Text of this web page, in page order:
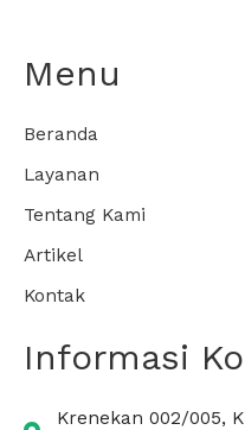
Menu
Beranda
Layanan
Tentang Kami
Artikel
Kontak
Informasi
Krenekan 002/005,